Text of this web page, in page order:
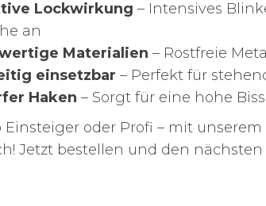
Lockwirkung – Intensives
an
Materialien – Rostfreie
einsetzbar – Perfekt für
Haken – Sorgt für eine hohe
Einsteiger oder Profi – mit
Jetzt bestellen und den